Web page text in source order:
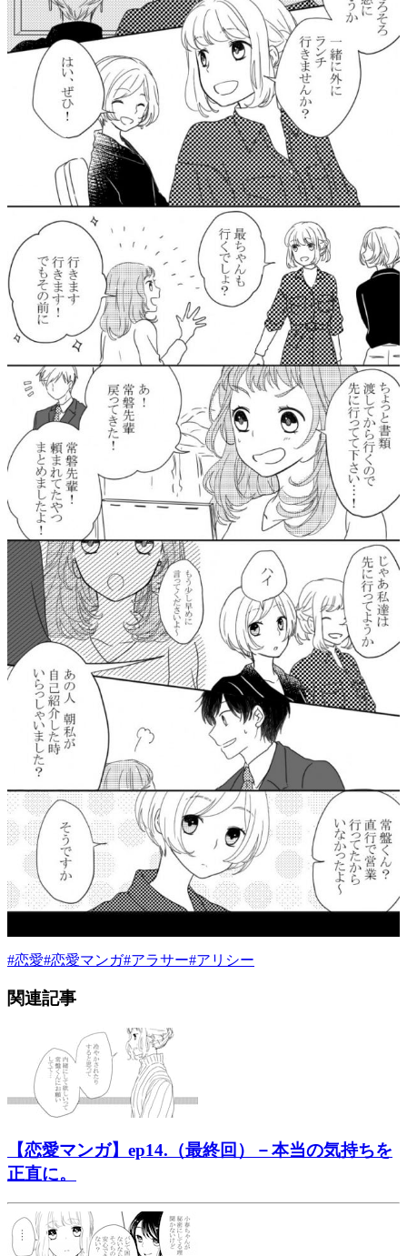
#恋愛#恋愛マンガ#アラサー#アリシー
関連記事
【恋愛マンガ】ep14.（最終回）－本当の気持ちを
正直に。